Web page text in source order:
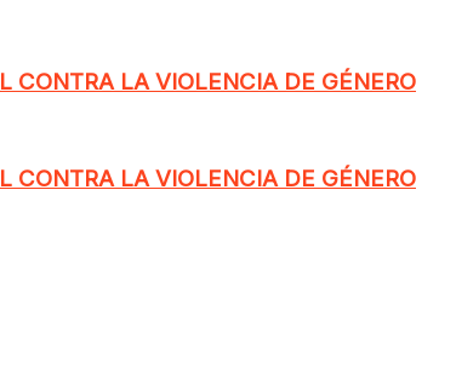
CONTRA LA VIOLENCIA DE GÉNERO
CONTRA LA VIOLENCIA DE GÉNERO